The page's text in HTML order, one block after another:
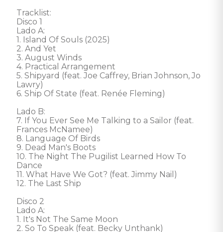
Tracklist:
Disco 1
Lado A:
1. Island Of Souls (2025)
2. And Yet
3. August Winds
4. Practical Arrangement
5. Shipyard (feat. Joe Caffrey, Brian Johnson, Jo
Lawry)
6. Ship Of State (feat. Renée Fleming)
Lado B:
7. If You Ever See Me Talking to a Sailor (feat.
Frances McNamee)
8. Language Of Birds
9. Dead Man's Boots
10. The Night The Pugilist Learned How To
Dance
11. What Have We Got? (feat. Jimmy Nail)
12. The Last Ship
Disco 2
Lado A:
1. It's Not The Same Moon
2. So To Speak (feat. Becky Unthank)